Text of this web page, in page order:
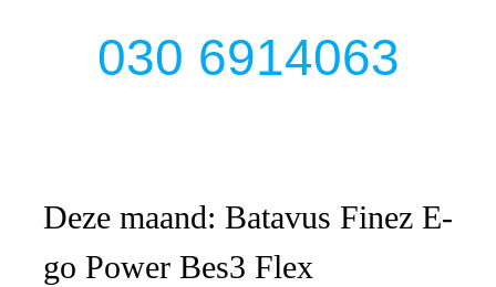
030 6914063
Deze maand: Batavus Finez E-
go Power Bes3 Flex